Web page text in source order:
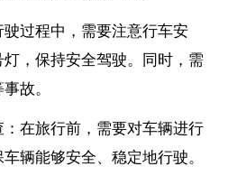
过程中，需要注意行车安
，保持安全驾驶。同时，需
故。
在旅行前，需要对车辆进行
辆能够安全、稳定地行驶。